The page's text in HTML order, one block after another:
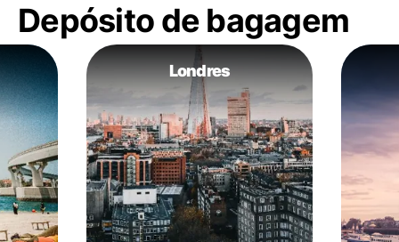
Depósito de bagagem
Londres